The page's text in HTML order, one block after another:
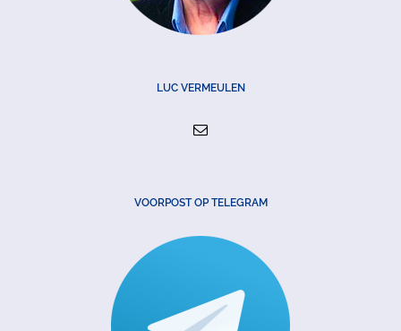
LUC VERMEULEN
VOORPOST OP TELEGRAM